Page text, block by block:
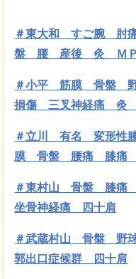
＃東大和 すご腕
盤 腰 産後 灸 ＭＰ
＃小平 筋膜骨盤
損傷 三叉神経痛 灸
＃立川 有名 変形性
膜 骨盤 腰痛 膝痛
＃東村山 骨盤 膝
坐骨神経痛 四十肩
＃武蔵村山 骨盤 野
郭出口症候群 四十肩